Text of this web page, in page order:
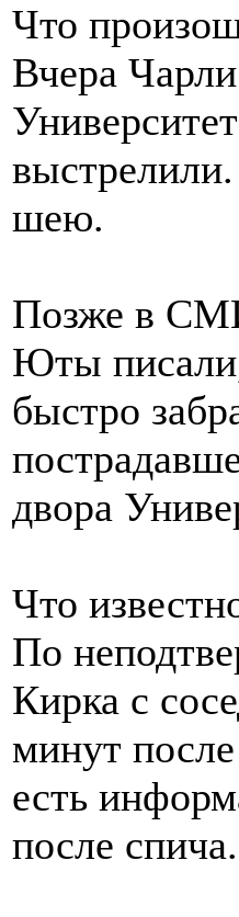
Что
Вчера
шею.
Позже в СМИ
Юты писали,
быстро
двора
Что
По
Кирка с
минут
есть
после спича.